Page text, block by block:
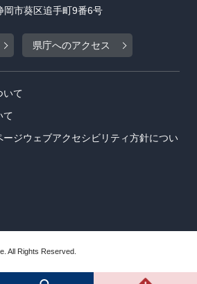
市葵区追手町9番6号
県庁へのアクセス
いて
て
ジウェブアクセシビリティ方針につい
All Rights Reserved.